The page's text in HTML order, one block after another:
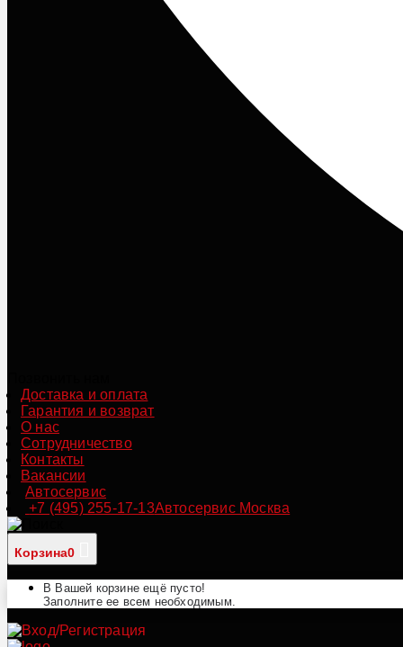
Доставка и оплата
Гарантия и возврат
О нас
Сотрудничество
Контакты
Вакансии
Автосервис
+7 (495) 255-17-13Автосервис Москва
Корзина0
В Вашей корзине ещё пусто!
Заполните ее всем необходимым.